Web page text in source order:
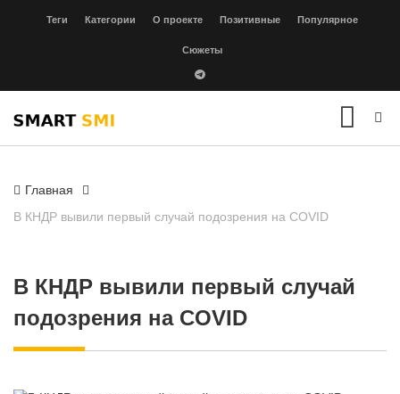
Теги Категории О проекте Позитивные Популярное
Сюжеты
Главная
В КНДР вывили первый случай подозрения на COVID
В КНДР вывили первый случай
подозрения на COVID